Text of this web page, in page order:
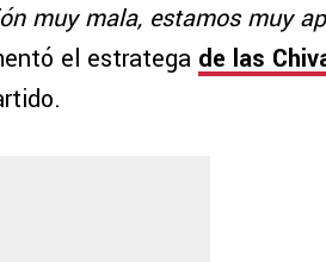
muy mala, estamos muy
el estratega de las